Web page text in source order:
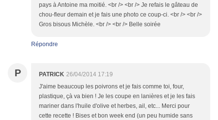
pays à Antoine ma moitié. <br /> <br /> Je refais le gâteau de
chou-fleur demain et je fais une photo ce coup-ci. <br /> <br />
Gros bisous Michèle. <br /> <br /> Belle soirée
Répondre
P PATRICK 26/04/2014 17:19
J'aime beaucoup les poivrons et je fais comme toi, four,
plastique, çà va bien ! Je les coupe en lanières et je les fais
mariner dans l'huile d'olive et herbes, ail, etc... Merci pour
cette recette ! Bises et bon week end (un peu humide sans